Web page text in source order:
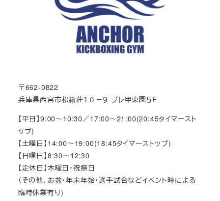
〒662-0822
兵庫県西宮市松籟荘１０－９ ブレ甲東園５Ｆ
【平日】9:00～10:30／17:00～21:00(20:45タイマースト
ップ)
【土曜日】14:00～19:00(18:45タイマーストップ)
【日曜日】8:30～12:30
【定休日】木曜日・祝祭日
（その他、お盆・年末年始・選手試合などイベント時による
臨時休業有り)